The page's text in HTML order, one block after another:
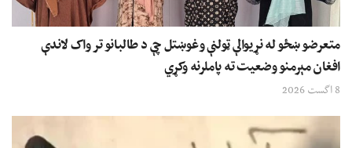
متعرضو ښځو له نړیوالې ټولنې وغوښتل چې د طالبانو تر واک لاندې
افغان مېرمنو وضعیت ته پاملرنه وکړي
8 اگست 2026